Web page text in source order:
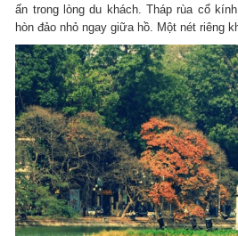
ấn trong lòng du khách. Tháp rùa cổ
hòn đảo nhỏ ngay giữa hồ. Một nét riêng